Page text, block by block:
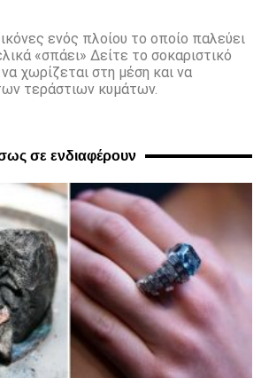
ενός πλοίου το οποίο παλεύει
«σπάει» Δείτε το σοκαριστικό
χωρίζεται στη μέση και να
τεράστιων κυμάτων.
σε ενδιαφέρουν